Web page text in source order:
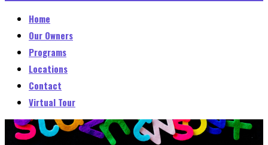
Home
Our Owners
Programs
Locations
Contact
Virtual Tour